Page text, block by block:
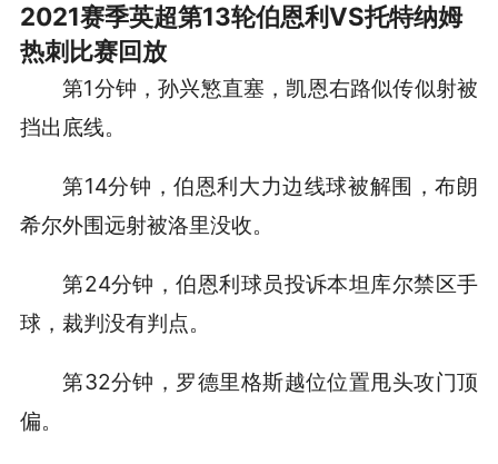
2021赛季英超第13轮伯恩利VS托特纳姆
热刺比赛回放
第1分钟，孙兴慜直塞，凯恩右路似传似射被
挡出底线。
第14分钟，伯恩利大力边线球被解围，布朗
希尔外围远射被洛里没收。
第24分钟，伯恩利球员投诉本坦库尔禁区手
球，裁判没有判点。
第32分钟，罗德里格斯越位位置甩头攻门顶
偏。